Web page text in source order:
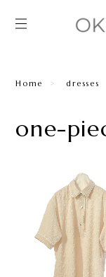
Home dresses
one-